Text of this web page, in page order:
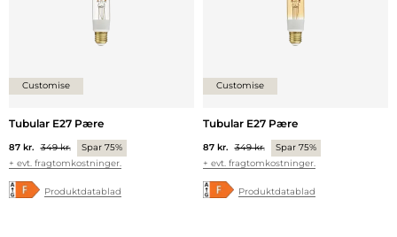
Customise
Tubular E27 Pære
87 kr. 349 kr.
Spar 75%
+ evt. fragtomkostninger.
Produktdatablad
Customise
Tubular E27 Pære
87 kr. 349 kr.
Spar 75%
+ evt. fragtomkostninger.
Produktdatablad